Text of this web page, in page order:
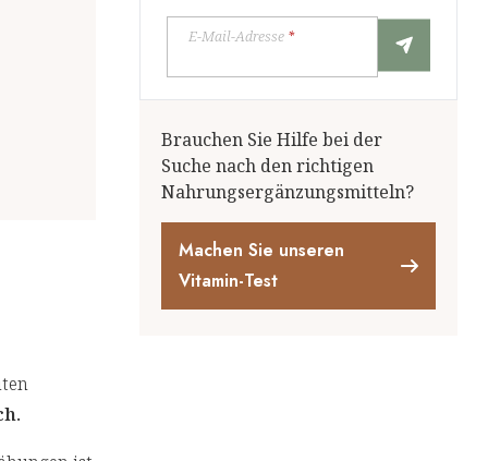
E-Mail-Adresse*
Brauchen Sie Hilfe bei der
Suche nach den richtigen
Nahrungsergänzungsmitteln?
Machen Sie unseren
Vitamin-Test